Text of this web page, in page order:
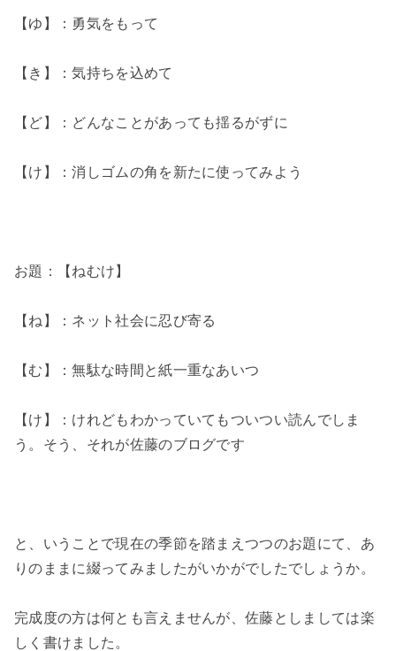
【ゆ】：勇気をもって
【き】：気持ちを込めて
【ど】：どんなことがあっても揺るがずに
【け】：消しゴムの角を新たに使ってみよう
お題：【ねむけ】
【ね】：ネット社会に忍び寄る
【む】：無駄な時間と紙一重なあいつ
【け】：けれどもわかっていてもついつい読んでしま
う。そう、それが佐藤のブログです
と、いうことで現在の季節を踏まえつつのお題にて、あ
りのままに綴ってみましたがいかがでしたでしょうか。
完成度の方は何とも言えませんが、佐藤としましては楽
しく書けました。